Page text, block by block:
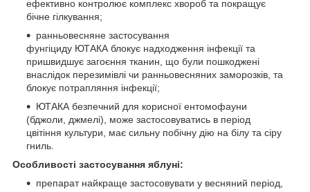
ефективно контролює комплекс хвороб та покращує
бічне гілкування;
ранньовесняне застосування
фунгіциду ЮТАКА блокує надходження інфекції та
пришвидшує загоєння тканин, що були пошкоджені
внаслідок перезимівлі чи ранньовесняних заморозків, та
блокує потрапляння інфекції;
ЮТАКА безпечний для корисної ентомофауни
(бджоли, джмелі), може застосовуватись в період
цвітіння культури, має сильну побічну дію на білу та сіру
гниль.
Особливості застосування яблуні:
препарат найкраще застосовувати у весняний період,